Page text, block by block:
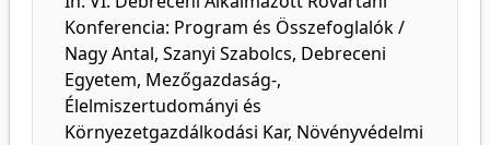
Konferencia: Program és Összefoglalók /
Nagy Antal, Szanyi Szabolcs, Debreceni
Egyetem, Mezőgazdaság-,
Élelmiszertudományi és
Környezetgazdálkodási Kar, Növényvédelmi